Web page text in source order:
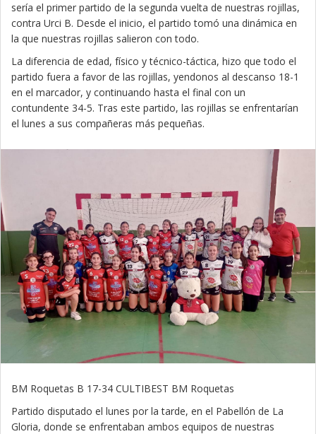
sería el primer partido de la segunda vuelta de nuestras rojillas,
contra Urci B. Desde el inicio, el partido tomó una dinámica en
la que nuestras rojillas salieron con todo.
La diferencia de edad, físico y técnico-táctica, hizo que todo el
partido fuera a favor de las rojillas, yendonos al descanso 18-1
en el marcador, y continuando hasta el final con un
contundente 34-5. Tras este partido, las rojillas se enfrentarían
el lunes a sus compañeras más pequeñas.
BM Roquetas B 17-34 CULTIBEST BM Roquetas
Partido disputado el lunes por la tarde, en el Pabellón de La
Gloria, donde se enfrentaban ambos equipos de nuestras